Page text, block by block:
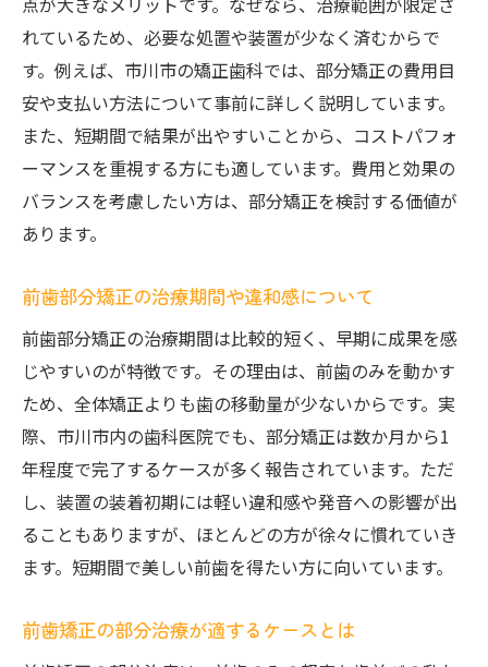
れているため、必要な処置や装置が少なく済むからで
す。例えば、市川市の矯正歯科では、部分矯正の費用目
安や支払い方法について事前に詳しく説明しています。
また、短期間で結果が出やすいことから、コストパフォ
ーマンスを重視する方にも適しています。費用と効果の
バランスを考慮したい方は、部分矯正を検討する価値が
あります。
前歯部分矯正の治療期間や違和感について
前歯部分矯正の治療期間は比較的短く、早期に成果を感
じやすいのが特徴です。その理由は、前歯のみを動かす
ため、全体矯正よりも歯の移動量が少ないからです。実
際、市川市内の歯科医院でも、部分矯正は数か月から1
年程度で完了するケースが多く報告されています。ただ
し、装置の装着初期には軽い違和感や発音への影響が出
ることもありますが、ほとんどの方が徐々に慣れていき
ます。短期間で美しい前歯を得たい方に向いています。
前歯矯正の部分治療が適するケースとは